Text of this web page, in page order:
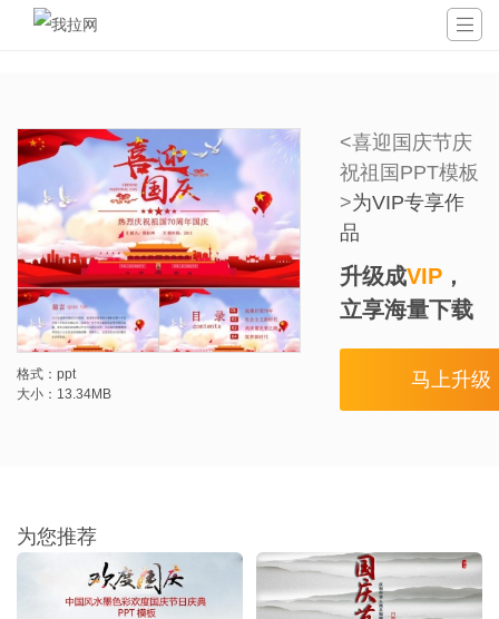

格式：ppt
大小：13.34MB
<喜迎国庆节庆
祝祖国PPT模板
>为VIP专享作
品
升级成VIP ，
立享海量下载
马上升级
为您推荐